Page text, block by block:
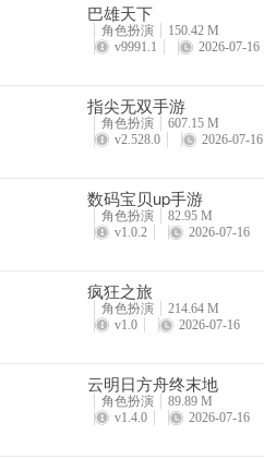
巴雄天下
角色扮演
150.42 M
v9991.1
2026-07-16
指尖无双手游
角色扮演
607.15 M
v2.528.0
2026-07-16
数码宝贝up手游
角色扮演
82.95 M
v1.0.2
2026-07-16
疯狂之旅
角色扮演
214.64 M
v1.0
2026-07-16
云明日方舟终末地
角色扮演
89.89 M
v1.4.0
2026-07-16